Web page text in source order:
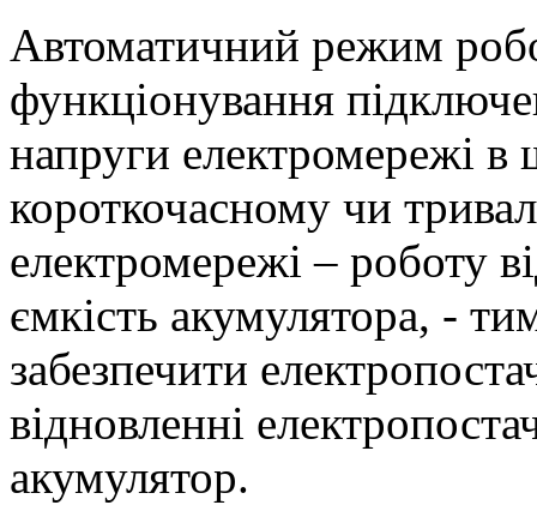
Автоматичний режим
функціонування
напруги електромережі в
короткочасному чи
електромережі – роботу
ємкість акумулятора, -
забезпечити
відновленні
акумулятор.